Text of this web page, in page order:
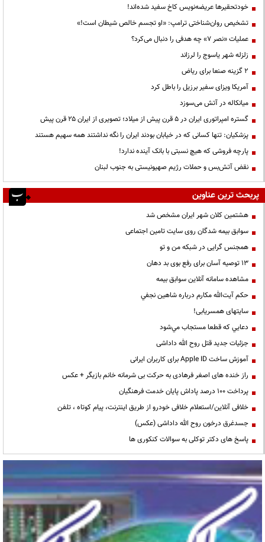
خودتحقیرها عریضه‌نویس کاخ سفید شده‌اند!
تشخیص روان‌شناختی ترامپ: «او تجسم خالص شیطان است!»
عملیات «نصر ۷» چه هدفی را دنبال می‌کرد؟
زلزله شهر یاسوج را لرزاند
۲ گزینه صنعا برای ریاض
آمریکا ویزای سفیر برزیل را باطل کرد
میانکاله در آتش می‌سوزد
گستره امپراتوری ایران در ۵ قرن پیش از میلاد؛ تصویری از ایران ۲۵ قرن پیش
پزشکیان: تنها کسانی که در خیابان بودند ایران را نگه نداشتند همه سهیم هستند
پارچه فروشی که هیچ نسبتی با بانک آینده ندارد!
نقض آتش‌بس و حملات رژیم صهیونیستی به جنوب لبنان
پربحث ترین عناوین
هشتمین کلان شهر ایران مشخص شد
سوابق بیمه شدگان روی سایت تامین اجتماعی
همجنس گرایی در شبکه من و تو
13 توصیه آسان برای رفع بوی بد دهان
مشاهده سامانه آنلاين سوابق بیمه
حكم آيت‌الله مكارم درباره شاهين نجفي
سایتهای همسریابی!
دعايي كه قطعا مستجاب مي‌شود
جزئیات جدید قتل روح الله داداشی
آموزش ساخت Apple ID برای کاربران ایرانی
راز خنده های اصغر فرهادی به حرکت بی شرمانه خانم بازیگر + عکس
پرداخت ۱۰۰ درصد پاداش پایان خدمت فرهنگیان
خلافی آنلاین/استعلام خلافی خودرو از طریق اینترنت، پیام کوتاه ، تلفن
جسدغرق درخون روح الله داداشی (عکس)
پاسخ های دکتر توکلی به سوالات کنکوری ها